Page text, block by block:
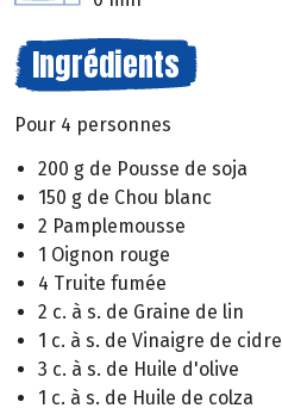
Ingrédients
Pour 4 personnes
200 g de Pousse de soja
150 g de Chou blanc
2 Pamplemousse
1 Oignon rouge
4 Truite fumée
2 c. à s. de Graine de lin
1 c. à s. de Vinaigre de cidre
3 c. à s. de Huile d'olive
1 c. à s. de Huile de colza